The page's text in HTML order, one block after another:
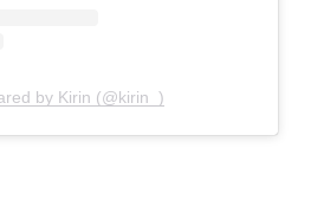
by Kirin (@kirin_)